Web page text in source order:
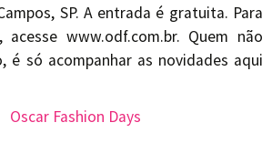
SP. A entrada é gratuita. Para
acesse www.odf.com.br. Quem não
é só acompanhar as novidades aqui